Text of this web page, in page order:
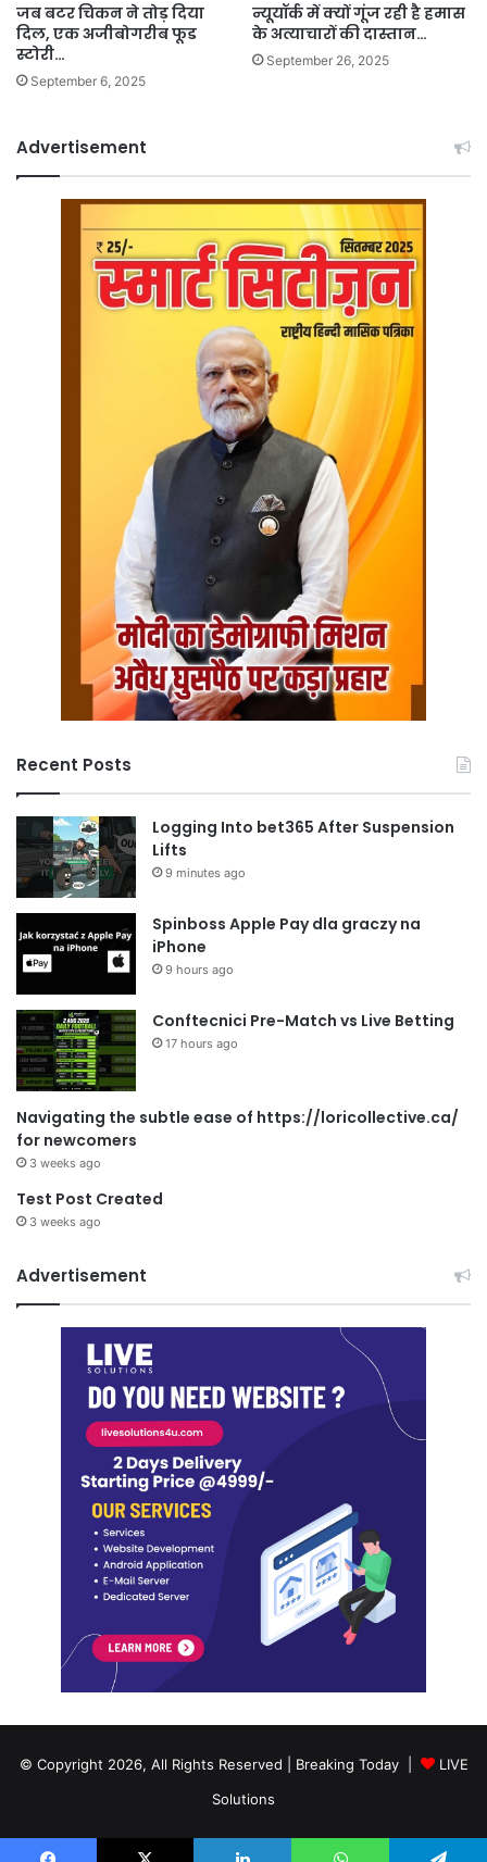
जब बटर चिकन ने तोड़ दिया
दिल, एक अजीबोगरीब फूड
स्टोरी…
September 6, 2025
न्यूयॉर्क में क्यों गूंज रही है हमास
के अत्याचारों की दास्तान…
September 26, 2025
Advertisement
Recent Posts
Logging Into bet365 After Suspension
Lifts
9 minutes ago
Spinboss Apple Pay dla graczy na
iPhone
9 hours ago
Conftecnici Pre-Match vs Live Betting
17 hours ago
Navigating the subtle ease of https://loricollective.ca/
for newcomers
3 weeks ago
Test Post Created
3 weeks ago
Advertisement
© Copyright 2026, All Rights Reserved | Breaking Today |
LIVE
Solutions